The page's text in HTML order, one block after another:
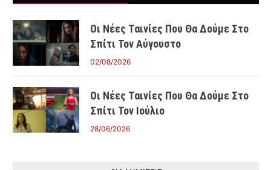
Οι Νέες Ταινίες Που Θα Δούμε Στο
Σπίτι Τον Αύγουστο
02/08/2026
Οι Νέες Ταινίες Που Θα Δούμε Στο
Σπίτι Τον Ιούλιο
28/06/2026